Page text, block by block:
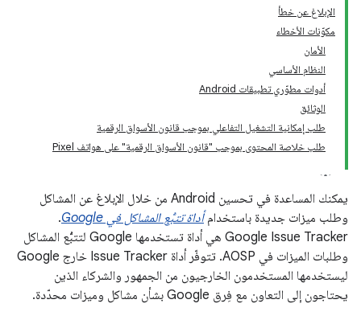
الإبلاغ عن خطأ
مكوّنات الأخطاء
الأمان
النظام الأساسي
أدوات مطوّري تطبيقات Android
الوثائق
طلب إمكانية التشغيل التفاعلي بموجب قانون الأسواق الرقمية
طلب خلاصة المحتوى بموجب "قانون الأسواق الرقمية" على هواتف Pixel
يمكنك المساعدة في تحسين Android من خلال الإبلاغ عن المشاكل
وطلب ميزات جديدة باستخدامأداة تتبُّع المشاكل في Google
.
‫Google Issue Tracker هي أداة تستخدمها Google لتتبُّع المشاكل
وطلبات الميزات في AOSP. تتوفّر أداة Issue Tracker خارج Google
ليستخدمها المستخدمون الخارجيون من الجمهور والشركاء الذين
يحتاجون إلى التعاون مع فِرق Google بشأن مشاكل وميزات محدّدة.